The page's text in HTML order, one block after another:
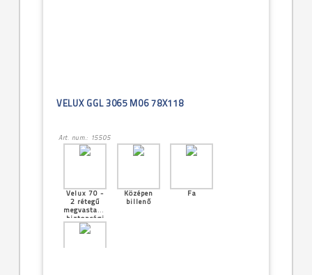
VELUX GGL 3065 M06 78X118
Art. num.: 15505
Velux 70 -
2 rétegű
megvastagított
biztonsági
üveg
Középen
billenő
Fa